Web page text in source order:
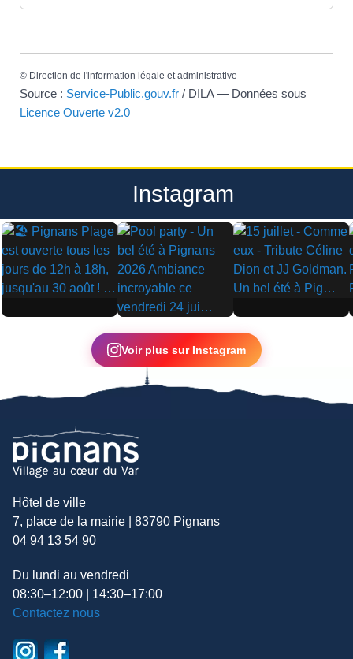
© Direction de l'information légale et administrative
Source : Service-Public.gouv.fr / DILA — Données sous
Licence Ouverte v2.0
Instagram
▶
▶
▶
Voir plus sur Instagram
Hôtel de ville
7, place de la mairie | 83790 Pignans
04 94 13 54 90
Du lundi au vendredi
08:30–12:00 | 14:30–17:00
Contactez nous